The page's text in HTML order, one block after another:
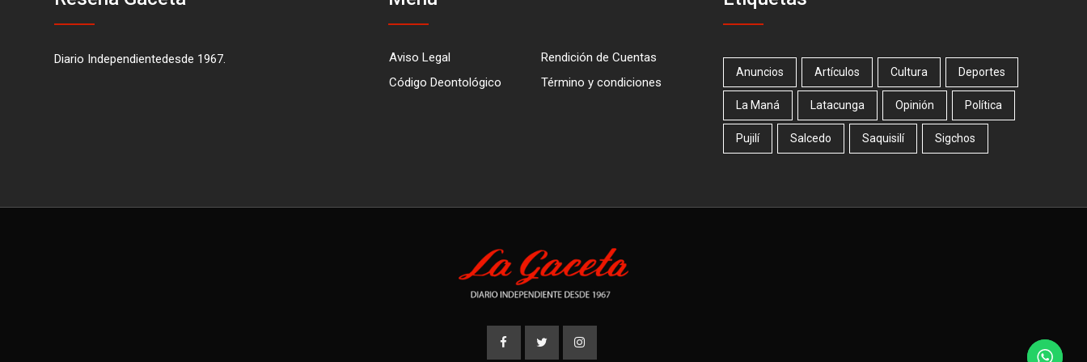
Diario Independientedesde 1967. Aviso Legal
Rendición de Cuentas
Código Deontológico
Término y condiciones
Anuncios Artículos Cultura Deportes
La Maná Latacunga Opinión Política
Pujilí Salcedo Saquisilí Sigchos